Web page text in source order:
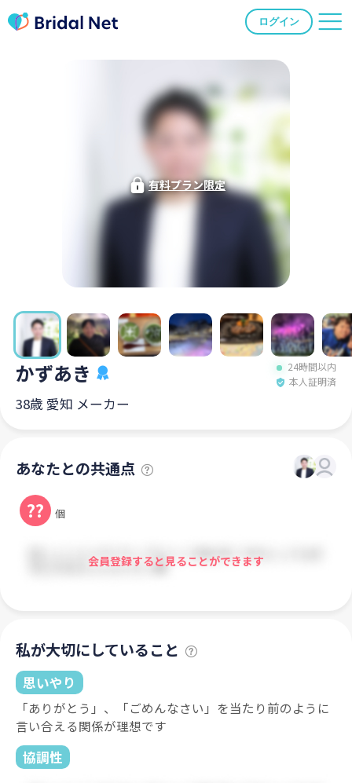
ログイン
有料プラン限定
かずあき
24時間以内
本人証明済
38歳 愛知 メーカー
あなたとの共通点
?? 個
会員登録すると見ることができます
私が大切にしていること
思いやり
「ありがとう」、「ごめんなさい」を当たり前のように
言い合える関係が理想です
協調性